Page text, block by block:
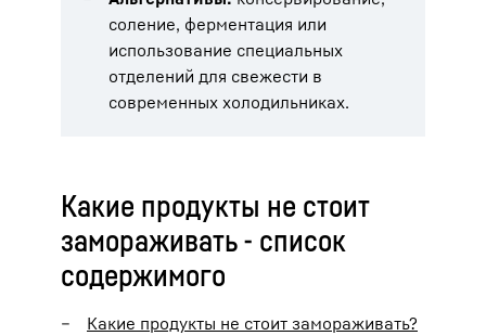
соление, ферментация или
использование специальных
отделений для свежести в
современных холодильниках.
Какие продукты не стоит
замораживать - список
содержимого
Какие продукты не стоит замораживать?